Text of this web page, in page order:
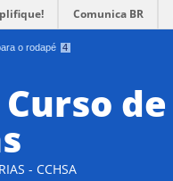
o rodapé 4
Comunica BR
de
- CCHSA